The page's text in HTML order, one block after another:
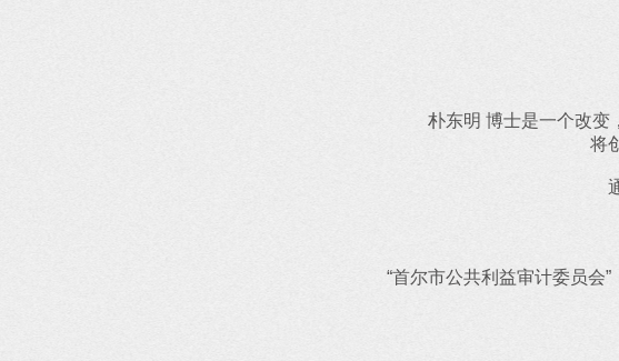
朴东明 博士是一个改变
将
“首尔市公共利益审计委员会